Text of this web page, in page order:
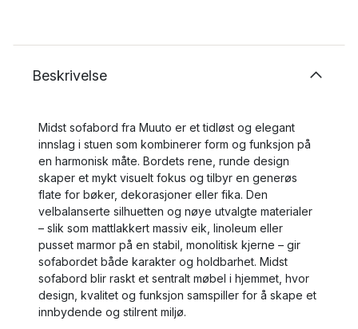
Beskrivelse
Midst sofabord fra Muuto er et tidløst og elegant
innslag i stuen som kombinerer form og funksjon på
en harmonisk måte. Bordets rene, runde design
skaper et mykt visuelt fokus og tilbyr en generøs
flate for bøker, dekorasjoner eller fika. Den
velbalanserte silhuetten og nøye utvalgte materialer
– slik som mattlakkert massiv eik, linoleum eller
pusset marmor på en stabil, monolitisk kjerne – gir
sofabordet både karakter og holdbarhet. Midst
sofabord blir raskt et sentralt møbel i hjemmet, hvor
design, kvalitet og funksjon samspiller for å skape et
innbydende og stilrent miljø.